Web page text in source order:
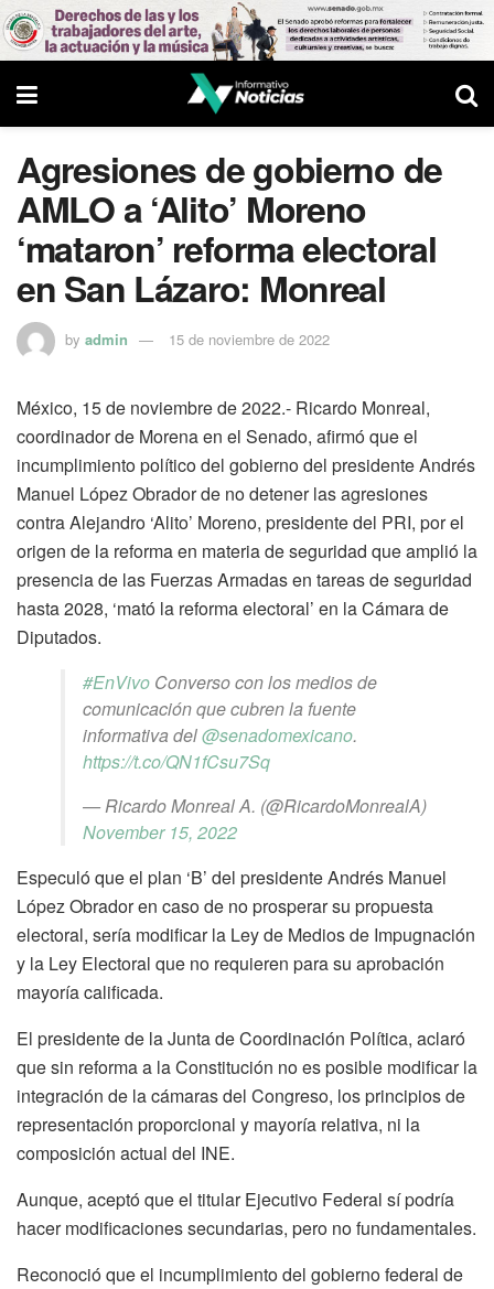
Agresiones de gobierno de
AMLO a ‘Alito’ Moreno
‘mataron’ reforma electoral
en San Lázaro: Monreal
by admin 15 de noviembre de 2022
México, 15 de noviembre de 2022.- Ricardo Monreal,
coordinador de Morena en el Senado, afirmó que el
incumplimiento político del gobierno del presidente Andrés
Manuel López Obrador de no detener las agresiones
contra Alejandro ‘Alito’ Moreno, presidente del PRI, por el
origen de la reforma en materia de seguridad que amplió la
presencia de las Fuerzas Armadas en tareas de seguridad
hasta 2028, ‘mató la reforma electoral’ en la Cámara de
Diputados.
#EnVivo Converso con los medios de
comunicación que cubren la fuente
informativa del@senadomexicano.
https://t.co/QN1fCsu7Sq
— Ricardo Monreal A. (@RicardoMonrealA)
November 15, 2022
Especuló que el plan ‘B’ del presidente Andrés Manuel
López Obrador en caso de no prosperar su propuesta
electoral, sería modificar la Ley de Medios de Impugnación
y la Ley Electoral que no requieren para su aprobación
mayoría calificada.
El presidente de la Junta de Coordinación Política, aclaró
que sin reforma a la Constitución no es posible modificar la
integración de la cámaras del Congreso, los principios de
representación proporcional y mayoría relativa, ni la
composición actual del INE.
Aunque, aceptó que el titular Ejecutivo Federal sí podría
hacer modificaciones secundarias, pero no fundamentales.
Reconoció que el incumplimiento del gobierno federal de